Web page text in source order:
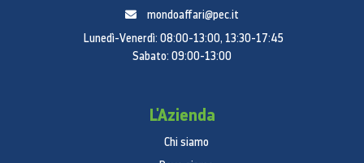
mondoaffari@pec.it
Lunedì-Venerdì: 08:00-13:00, 13:30-17:45
Sabato: 09:00-13:00
L'Azienda
Chi siamo